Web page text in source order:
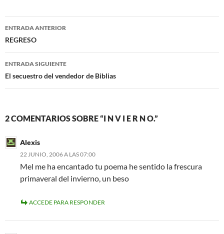
o
o
e
r
Navegación
de
entradas
ENTRADA ANTERIOR
REGRESO
ENTRADA SIGUIENTE
El secuestro del vendedor de Biblias
2 COMENTARIOS SOBRE “I N V I E R N O.”
Alexis
22 JUNIO, 2006 A LAS 07:00
Mel me ha encantado tu poema he sentido la frescura
primaveral del invierno, un beso
ACCEDE PARA RESPONDER